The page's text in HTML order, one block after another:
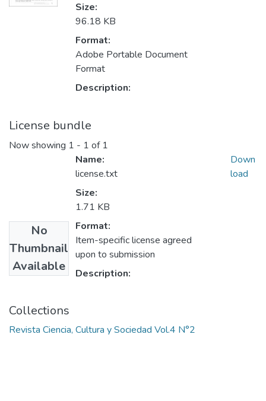
Size:
96.18 KB
Format:
Adobe Portable Document
Format
Description:
License bundle
Now showing 1 - 1 of 1
No
Thumbnail
Available
Name:
license.txt
Size:
1.71 KB
Format:
Item-specific license agreed
upon to submission
Description:
Down
load
Collections
Revista Ciencia, Cultura y Sociedad Vol.4 N°2